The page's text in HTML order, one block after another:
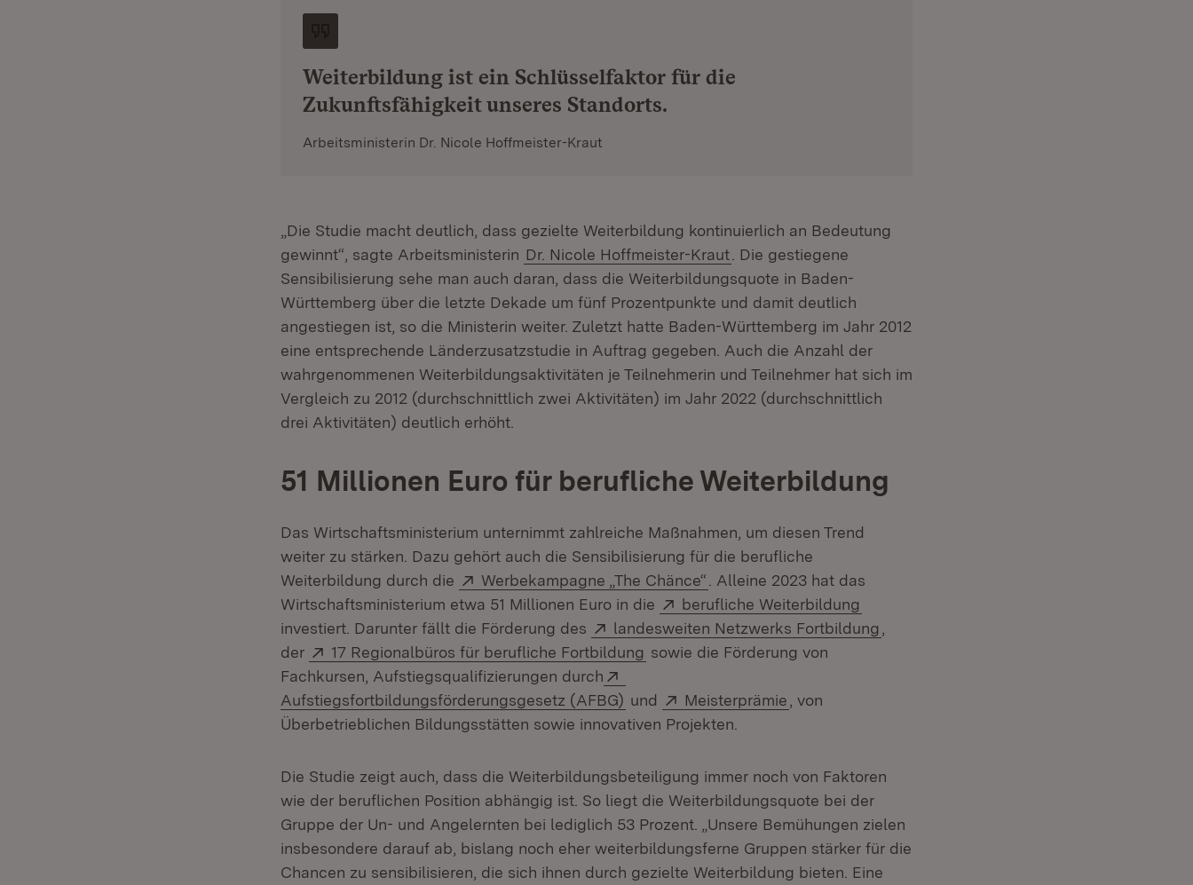
Weiterbildung ist ein Schlüsselfaktor für die
Zukunftsfähigkeit unseres Standorts.
Arbeitsministerin Dr. Nicole Hoffmeister-Kraut
„Die Studie macht deutlich, dass gezielte Weiterbildung kontinuierlich an Bedeutung
gewinnt“, sagte Arbeitsministerin Dr. Nicole Hoffmeister-Kraut . Die gestiegene
Sensibilisierung sehe man auch daran, dass die Weiterbildungsquote in Baden-
Württemberg über die letzte Dekade um fünf Prozentpunkte und damit deutlich
angestiegen ist, so die Ministerin weiter. Zuletzt hatte Baden-Württemberg im Jahr 2012
eine entsprechende Länderzusatzstudie in Auftrag gegeben. Auch die Anzahl der
wahrgenommenen Weiterbildungsaktivitäten je Teilnehmerin und Teilnehmer hat sich im
Vergleich zu 2012 (durchschnittlich zwei Aktivitäten) im Jahr 2022 (durchschnittlich
drei Aktivitäten) deutlich erhöht.
51 Millionen Euro für berufliche Weiterbildung
Das Wirtschaftsministerium unternimmt zahlreiche Maßnahmen, um diesen Trend
weiter zu stärken. Dazu gehört auch die Sensibilisierung für die berufliche
Weiterbildung durch die
Extern:
Werbekampagne „The Chänce“ (Öffnet in neuem Fenster)
. Alleine 2023 hat das
Wirtschaftsministerium etwa 51 Millionen Euro in die
Extern:
berufliche Weiterbildung
investiert. Darunter fällt die Förderung des
Extern:
landesweiten Netzwerks Fortbildung
der
Extern:
17 Regionalbüros für berufliche Fortbildung (Öffnet in neuem Fenster)
sowie die Förderung von
Fachkursen, Aufstiegsqualifizierungen durch
Aufstiegsfortbildungsförderungsgesetz (AFBG) (Öffnet in neuem Fenster)
und Extern:
Meisterprämie (Öffnet in neuem Fenster)
, von
Überbetrieblichen Bildungsstätten sowie innovativen Projekten.
Die Studie zeigt auch, dass die Weiterbildungsbeteiligung immer noch von Faktoren
wie der beruflichen Position abhängig ist. So liegt die Weiterbildungsquote bei der
Gruppe der Un- und Angelernten bei lediglich 53 Prozent. „Unsere Bemühungen zielen
insbesondere darauf ab, bislang noch eher weiterbildungsferne Gruppen stärker für die
Chancen zu sensibilisieren, die sich ihnen durch gezielte Weiterbildung bieten. Eine